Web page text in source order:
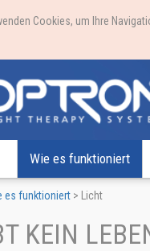
Cookies, um Ihre
Wie es funktioniert
es funktioniert > Licht
KEIN